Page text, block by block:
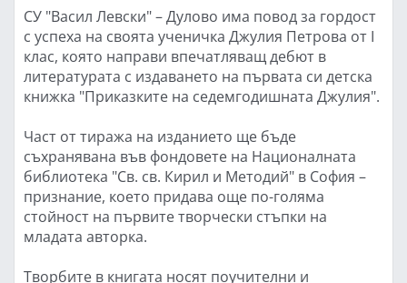
СУ "Васил Левски" – Дулово има повод за гордост
с успеха на своята ученичка Джулия Петрова от I
клас, която направи впечатляващ дебют в
литературата с издаването на първата си детска
книжка "Приказките на седемгодишната Джулия".
Част от тиража на изданието ще бъде
съхранявана във фондовете на Националната
библиотека "Св. св. Кирил и Методий" в София –
признание, което придава още по-голяма
стойност на първите творчески стъпки на
младата авторка.
Творбите в книгата носят поучителни и